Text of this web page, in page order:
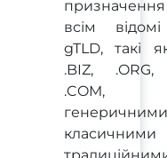
всім
gTLD, такі
.BIZ, .ORG,
.COM,